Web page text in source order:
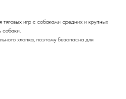
тяговых игр с собаками средних и крупных
собаки.
хлопка, поэтому безопасна для